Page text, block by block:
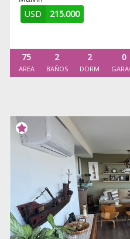
USD 215.000
75
AREA
2
BAÑOS
2
DORM
0